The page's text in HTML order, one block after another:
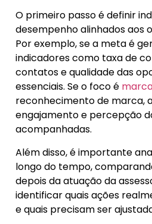
O primeiro passo é definir
desempenho alinhados aos
Por exemplo, se a meta é
indicadores como taxa de
contatos e qualidade das
essenciais. Se o foco é
reconhecimento de marca,
engajamento e percepção
acompanhadas.
Além disso, é importante
longo do tempo,
depois da atuação da
identificar quais ações
e quais precisam ser